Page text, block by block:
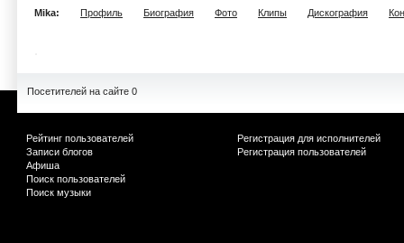
Mika: Профиль Биография Фото Клипы Дискография
Посетителей на сайте 0
Рейтинг пользователей
Записи блогов
Афиша
Поиск пользователей
Поиск музыки
Регистрация для исполнителей
Регистрация пользователей